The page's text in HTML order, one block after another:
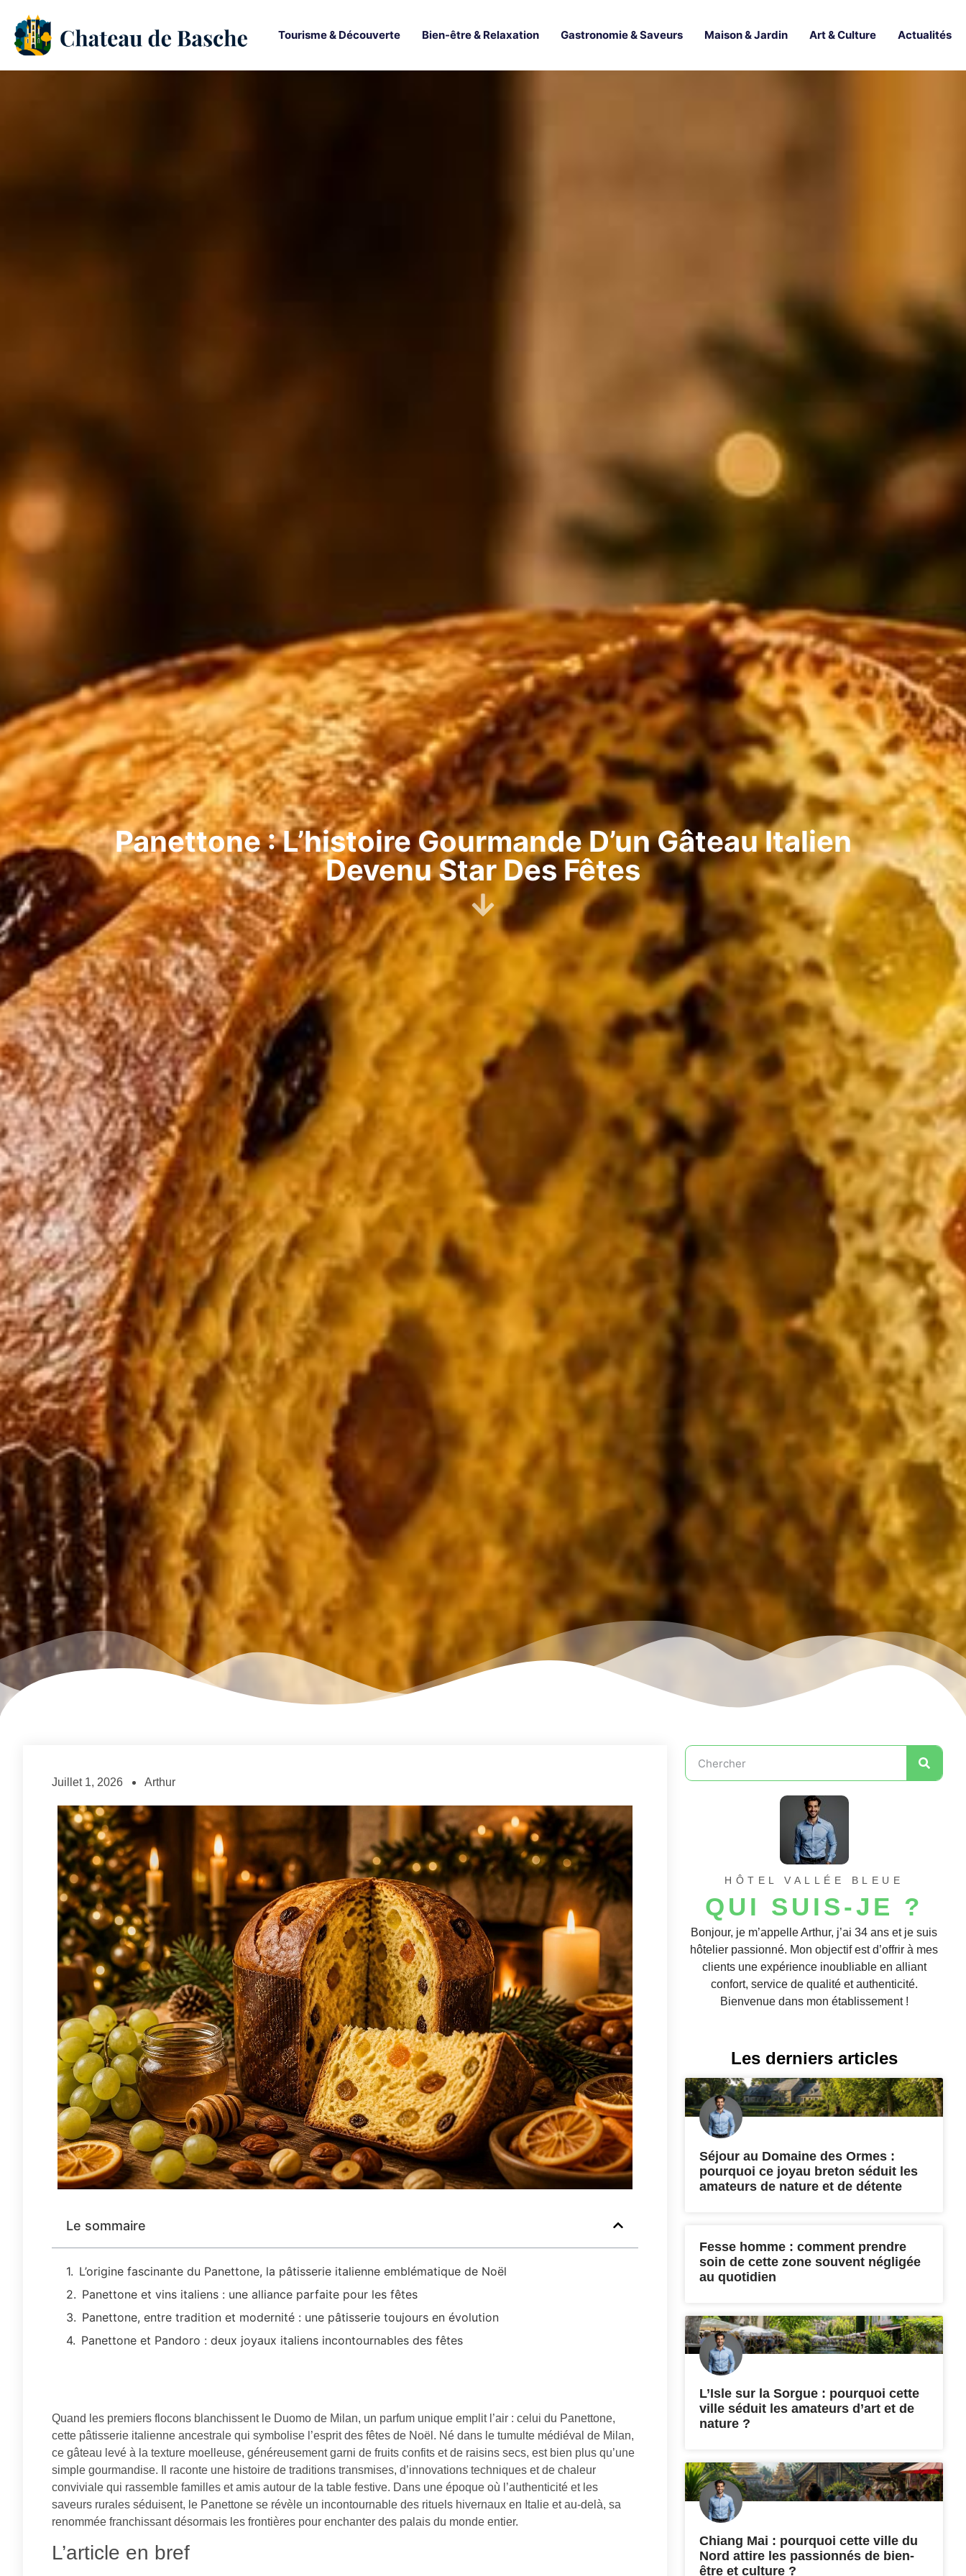
Tourisme & Découverte Bien-être & Relaxation Gastronomie & Saveurs Maison & Jardin Art & Culture Actualités
Panettone : L’histoire Gourmande D’un Gâteau Italien
Devenu Star Des Fêtes
Juillet 1, 2026 Arthur
Le sommaire
L’origine fascinante du Panettone, la pâtisserie italienne emblématique de Noël
Panettone et vins italiens : une alliance parfaite pour les fêtes
Panettone, entre tradition et modernité : une pâtisserie toujours en évolution
Panettone et Pandoro : deux joyaux italiens incontournables des fêtes
Quand les premiers flocons blanchissent le Duomo de Milan, un parfum unique emplit l’air : celui du Panettone,
cette pâtisserie italienne ancestrale qui symbolise l’esprit des fêtes de Noël. Né dans le tumulte médiéval de Milan,
ce gâteau levé à la texture moelleuse, généreusement garni de fruits confits et de raisins secs, est bien plus qu’une
simple gourmandise. Il raconte une histoire de traditions transmises, d’innovations techniques et de chaleur
conviviale qui rassemble familles et amis autour de la table festive. Dans une époque où l’authenticité et les
saveurs rurales séduisent, le Panettone se révèle un incontournable des rituels hivernaux en Italie et au-delà, sa
renommée franchissant désormais les frontières pour enchanter des palais du monde entier.
L’article en bref
HÔTEL VALLÉE BLEUE
QUI SUIS-JE ?
Bonjour, je m’appelle Arthur, j’ai 34 ans et je suis
hôtelier passionné. Mon objectif est d’offrir à mes
clients une expérience inoubliable en alliant
confort, service de qualité et authenticité.
Bienvenue dans mon établissement !
Les derniers articles
Séjour au Domaine des Ormes :
pourquoi ce joyau breton séduit les
amateurs de nature et de détente
Fesse homme : comment prendre
soin de cette zone souvent négligée
au quotidien
L’Isle sur la Sorgue : pourquoi cette
ville séduit les amateurs d’art et de
nature ?
Chiang Mai : pourquoi cette ville du
Nord attire les passionnés de bien-
être et culture ?